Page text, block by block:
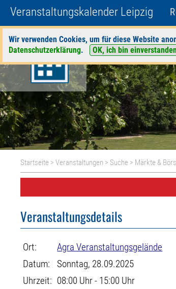
Veranstaltungskalender Leipzig
Wir verwenden Cookies, um für diese Website
Datenschutzerklärung. OK, ich bin einverstanden
Startseite >Veranstaltungen > Suche > Märkte &
Veranstaltungsdetails
Ort:
Agra Veranstaltungsgelände
Datum:
Sonntag, 28.09.2025
Uhrzeit: 08:00 Uhr - 15:00 Uhr